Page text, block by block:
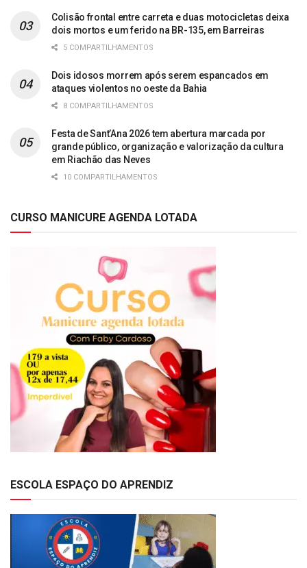
Colisão frontal entre carreta e duas motocicletas deixa
dois mortos e um ferido na BR-135, em Barreiras
5 COMPARTILHAMENTOS
Dois idosos morrem após serem espancados em
ataques violentos no oeste da Bahia
8 COMPARTILHAMENTOS
Festa de Sant’Ana 2026 tem abertura marcada por
grande público, organização e valorização da cultura
em Riachão das Neves
10 COMPARTILHAMENTOS
CURSO MANICURE AGENDA LOTADA
ESCOLA ESPAÇO DO APRENDIZ